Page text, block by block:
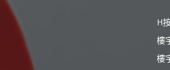
H
樓
樓